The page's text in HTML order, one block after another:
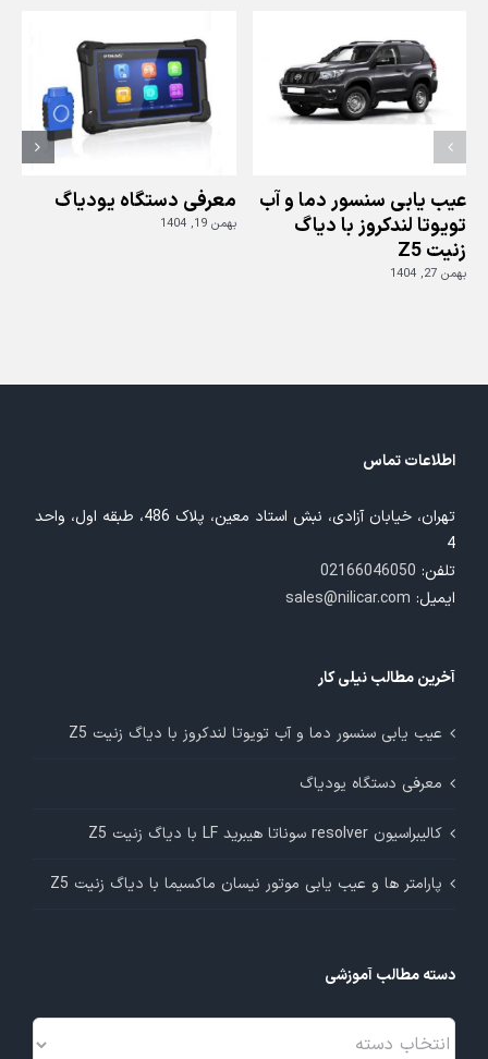
با
دستگاه
دیاگ
جی
اسکن
عیب یابی سنسور دما و آب
تویوتا لندکروز با دیاگ
زنیت Z5
بهمن 27, 1404
معرفی دستگاه یودیاگ
بهمن 19, 1404
اطلاعات تماس
تهران، خیابان آزادی، نبش استاد معین، پلاک 486، طبقه اول، واحد
4
تلفن: 02166046050
ایمیل: sales@nilicar.com
آخرین مطالب نیلی کار
عیب یابی سنسور دما و آب تویوتا لندکروز با دیاگ زنیت Z5
معرفی دستگاه یودیاگ
کالیبراسیون resolver سوناتا هیبرید LF با دیاگ زنیت Z5
پارامتر ها و عیب یابی موتور نیسان ماکسیما با دیاگ زنیت Z5
دسته مطالب آموزشی
دسته